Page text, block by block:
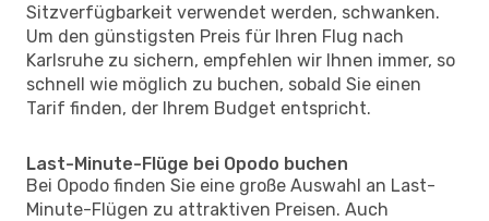
Sitzverfügbarkeit verwendet werden, schwanken.
Um den günstigsten Preis für Ihren Flug nach
Karlsruhe zu sichern, empfehlen wir Ihnen immer, so
schnell wie möglich zu buchen, sobald Sie einen
Tarif finden, der Ihrem Budget entspricht.
Last-Minute-Flüge bei Opodo buchen
Bei Opodo finden Sie eine große Auswahl an Last-
Minute-Flügen zu attraktiven Preisen. Auch